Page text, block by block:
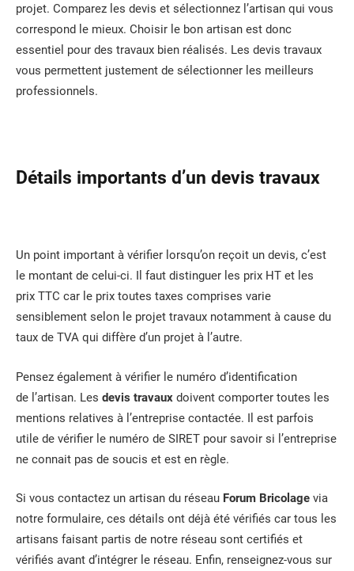
projet. Comparez les devis et sélectionnez l’artisan qui vous
correspond le mieux. Choisir le bon artisan est donc
essentiel pour des travaux bien réalisés. Les devis travaux
vous permettent justement de sélectionner les meilleurs
professionnels.
Détails importants d’un devis travaux
Un point important à vérifier lorsqu’on reçoit un devis, c’est
le montant de celui-ci. Il faut distinguer les prix HT et les
prix TTC car le prix toutes taxes comprises varie
sensiblement selon le projet travaux notamment à cause du
taux de TVA qui diffère d’un projet à l’autre.
Pensez également à vérifier le numéro d’identification
de l’artisan. Les devis travaux doivent comporter toutes les
mentions relatives à l’entreprise contactée. Il est parfois
utile de vérifier le numéro de SIRET pour savoir si l’entreprise
ne connait pas de soucis et est en règle.
Si vous contactez un artisan du réseau Forum Bricolage via
notre formulaire, ces détails ont déjà été vérifiés car tous les
artisans faisant partis de notre réseau sont certifiés et
vérifiés avant d’intégrer le réseau. Enfin, renseignez-vous sur